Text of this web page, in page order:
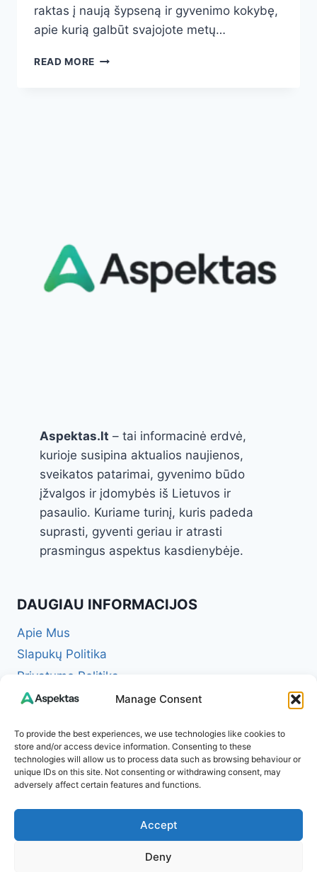
Manage Consent
To provide the best experiences, we use technologies like cookies to
store and/or access device information. Consenting to these
technologies will allow us to process data such as browsing behaviour or
unique IDs on this site. Not consenting or withdrawing consent, may
adversely affect certain features and functions.
Accept
Deny
raktas į naują šypseną ir gyvenimo kokybę,
apie kurią galbūt svajojote metų…
READ MORE NAUJA
PASITIKĖJIMĄ,
FUNKCIJĄ
IR
Aspektas.lt – tai informacinė erdvė,
kurioje susipina aktualios naujienos,
sveikatos patarimai, gyvenimo būdo
įžvalgos ir įdomybės iš Lietuvos ir
pasaulio. Kuriame turinį, kuris padeda
suprasti, gyventi geriau ir atrasti
prasmingus aspektus kasdienybėje.
DAUGIAU INFORMACIJOS
Apie Mus
Slapukų Politika
Privatumo Politika
Redakcinė politika + Klaidų taisymo politika
Atsakomybės apribojimas (Disclaimer)
Naudojimosi taisyklės (Terms of Service)
Kontaktai